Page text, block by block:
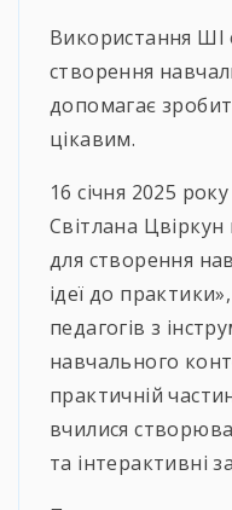
Використання ШІ
створення
допомагає
цікавим.
16 січня 2025
Світлана
для створення
ідеї до
педагогів з
навчального
практичній
вчилися
та інтерактивні